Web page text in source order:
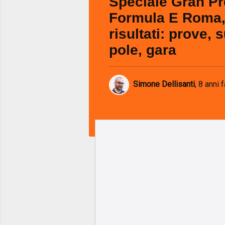
Formula E
risultati: prove,
pole, gara
Simone Dellisanti, 8 anni